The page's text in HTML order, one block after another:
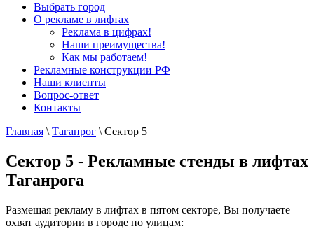
Выбрать город
О рекламе в лифтах
Реклама в цифрах!
Наши преимущества!
Как мы работаем!
Рекламные конструкции РФ
Наши клиенты
Вопрос-ответ
Контакты
Главная \ Таганрог \ Сектор 5
Сектор 5 - Рекламные стенды в лифтах
Таганрога
Размещая рекламу в лифтах в пятом секторе, Вы получаете
охват аудитории в городе по улицам: